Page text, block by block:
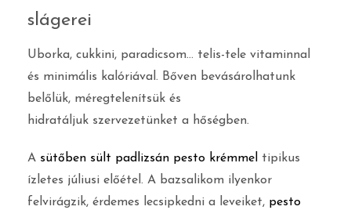
slágerei
Uborka, cukkini, paradicsom… telis-tele vitaminnal
és minimális kalóriával. Bőven bevásárolhatunk
belőlük, méregtelenítsük és
hidratáljuk szervezetünket a hőségben.
A sütőben sült padlizsán pesto krémmel tipikus
ízletes júliusi előétel. A bazsalikom ilyenkor
felvirágzik, érdemes lecsipkedni a leveiket, pesto